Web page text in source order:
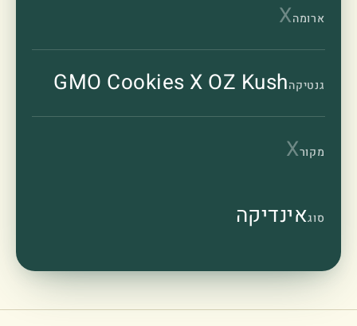
ארומהX
גנטיקהGMO Cookies X OZ Kush
מקורX
סוגאינדיקה